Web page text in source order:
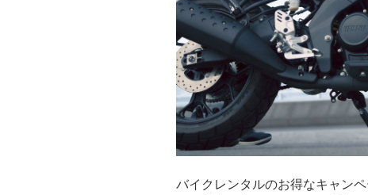
バイクレンタルのお得なキャン